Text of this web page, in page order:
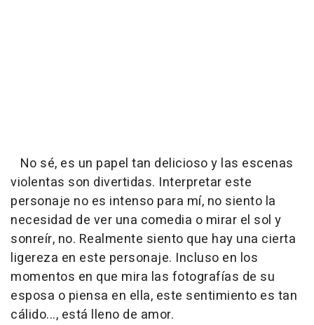
No sé, es un papel tan delicioso y las escenas
violentas son divertidas. Interpretar este
personaje no es intenso para mí, no siento la
necesidad de ver una comedia o mirar el sol y
sonreír, no. Realmente siento que hay una cierta
ligereza en este personaje. Incluso en los
momentos en que mira las fotografías de su
esposa o piensa en ella, este sentimiento es tan
cálido..., está lleno de amor.